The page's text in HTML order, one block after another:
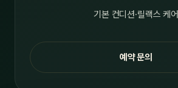
기본 컨디션·릴랙스 케어
예약 문의